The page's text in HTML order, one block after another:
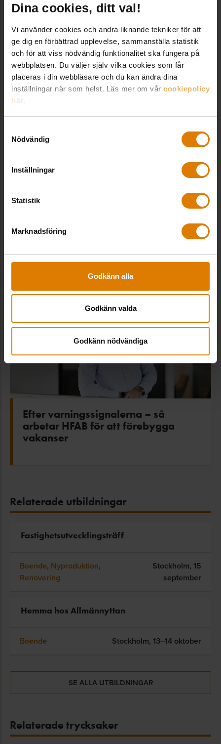
Dina cookies, ditt val!
Vi använder cookies och andra liknande tekniker för att
ge dig en förbättrad upplevelse, sammanställa statistik
och för att viss nödvändig funktionalitet ska fungera på
webbplatsen. Du väljer själv vilka cookies som får
placeras i din webbläsare och du kan ändra dina
inställningar när som helst. Läs mer om vår cookiepolicy
här.
Nödvändig
Inställningar
Statistik
Marknadsföring
Godkänn alla
Godkänn valda
Godkänn nödvändiga
Svenska Bostäders internkö ska öka
rörligheten
Visionen: Inga barn ska drabbas av
vräkningar
Efter varningssignalerna – så
arbetar HFAB för att förebygga
vakanser
Relaterade utbildningar
Fastighetsutvecklingsträff
Boende, Nyproduktion,
Renovering
Stockholm, 15
september
Hemma hos Allmännyttan
Boende Stockholm, 13–14 oktober
SE ALLA UTBILDNINGAR
Relaterade trycksaker